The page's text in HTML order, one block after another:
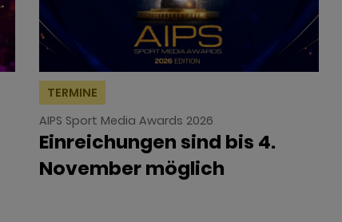
TERMINE
AIPS Sport Media Awards 2026
Einreichungen sind bis 4.
November möglich